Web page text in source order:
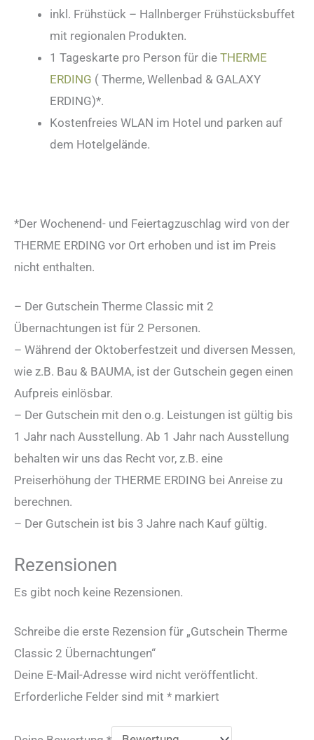
inkl. Frühstück – Hallnberger Frühstücksbuffet
mit regionalen Produkten.
1 Tageskarte pro Person für die THERME
ERDING ( Therme, Wellenbad & GALAXY
ERDING)*.
Kostenfreies WLAN im Hotel und parken auf
dem Hotelgelände.
*Der Wochenend- und Feiertagzuschlag wird von der
THERME ERDING vor Ort erhoben und ist im Preis
nicht enthalten.
– Der Gutschein Therme Classic mit 2
Übernachtungen ist für 2 Personen.
– Während der Oktoberfestzeit und diversen Messen,
wie z.B. Bau & BAUMA, ist der Gutschein gegen einen
Aufpreis einlösbar.
– Der Gutschein mit den o.g. Leistungen ist gültig bis
1 Jahr nach Ausstellung. Ab 1 Jahr nach Ausstellung
behalten wir uns das Recht vor, z.B. eine
Preiserhöhung der THERME ERDING bei Anreise zu
berechnen.
– Der Gutschein ist bis 3 Jahre nach Kauf gültig.
Rezensionen
Es gibt noch keine Rezensionen.
Schreibe die erste Rezension für „Gutschein Therme
Classic 2 Übernachtungen“
Deine E-Mail-Adresse wird nicht veröffentlicht.
Erforderliche Felder sind mit * markiert